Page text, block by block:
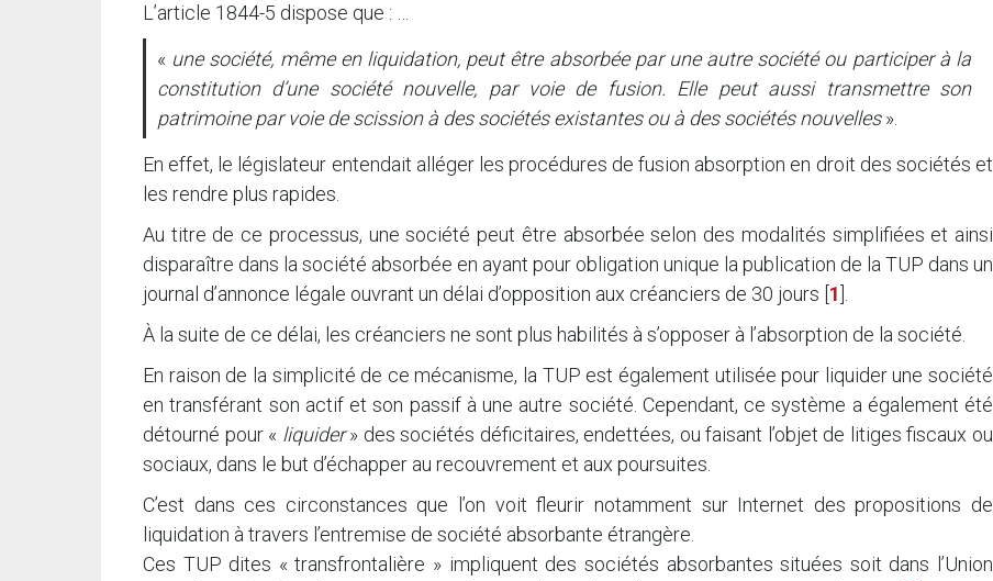
L’article 1844-5 dispose que : …
« une société, même en liquidation, peut être absorbée par une autre société ou participer à la
constitution d’une société nouvelle, par voie de fusion. Elle peut aussi transmettre son
patrimoine par voie de scission à des sociétés existantes ou à des sociétés nouvelles».
En effet, le législateur entendait alléger les procédures de fusion absorption en droit des sociétés et
les rendre plus rapides.
Au titre de ce processus, une société peut être absorbée selon des modalités simplifiées et ainsi
disparaître dans la société absorbée en ayant pour obligation unique la publication de la TUP dans un
journal d’annonce légale ouvrant un délai d’opposition aux créanciers de 30 jours 1 .
À la suite de ce délai, les créanciers ne sont plus habilités à s’opposer à l’absorption de la société.
En raison de la simplicité de ce mécanisme, la TUP est également utilisée pour liquider une société
en transférant son actif et son passif à une autre société. Cependant, ce système a également été
détourné pour « liquider» des sociétés déficitaires, endettées, ou faisant l’objet de litiges fiscaux ou
sociaux, dans le but d’échapper au recouvrement et aux poursuites.
C’est dans ces circonstances que l’on voit fleurir notamment sur Internet des propositions de
liquidation à travers l’entremise de société absorbante étrangère.
Ces TUP dites « transfrontalière » impliquent des sociétés absorbantes situées soit dans l’Union